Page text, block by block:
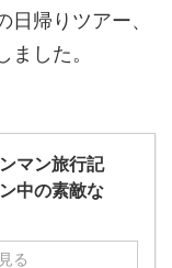
帰りツアー、
した。
マン旅行記
中の素敵な
る